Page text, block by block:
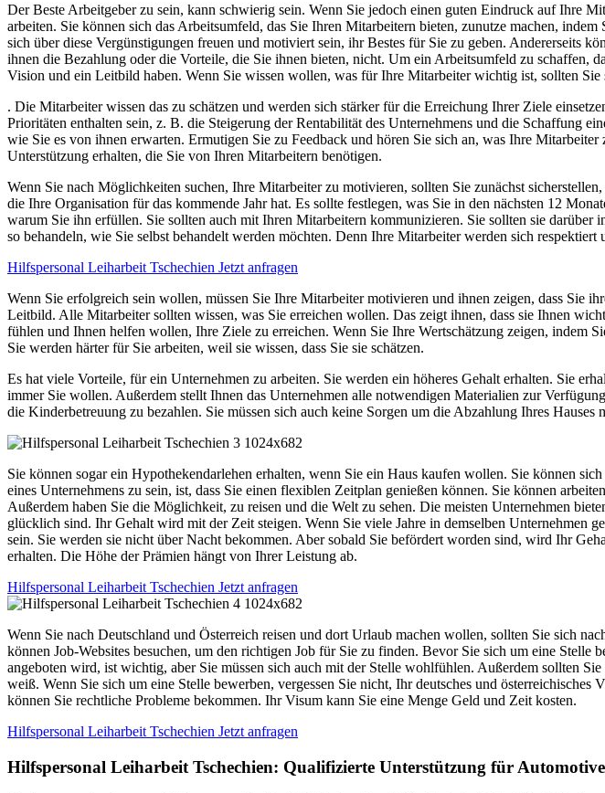
Der Beste Arbeitgeber zu sein, kann schwierig sein. Wenn Sie jedoch einen guten Eindruck auf Ihre
arbeiten. Sie können sich das Arbeitsumfeld, das Sie Ihren Mitarbeitern bieten, zunutze machen,
sich über diese Vergünstigungen freuen und motiviert sein, ihr Bestes für Sie zu geben. Andererseits
ihnen die Bezahlung oder die Vorteile, die Sie ihnen bieten, nicht. Um ein Arbeitsumfeld zu schaffen,
Vision und ein Leitbild haben. Wenn Sie wissen wollen, was für Ihre Mitarbeiter wichtig ist, sollten
. Die Mitarbeiter wissen das zu schätzen und werden sich stärker für die Erreichung Ihrer Ziele
Prioritäten enthalten sein, z. B. die Steigerung der Rentabilität des Unternehmens und die Schaffung
wie Sie es von ihnen erwarten. Ermutigen Sie zu Feedback und hören Sie sich an, was Ihre
Unterstützung erhalten, die Sie von Ihren Mitarbeitern benötigen.
Wenn Sie nach Möglichkeiten suchen, Ihre Mitarbeiter zu motivieren, sollten Sie zunächst
die Ihre Organisation für das kommende Jahr hat. Es sollte festlegen, was Sie in den nächsten 12
warum Sie ihn erfüllen. Sie sollten auch mit Ihren Mitarbeitern kommunizieren. Sie sollten sie
so behandeln, wie Sie selbst behandelt werden möchten. Denn Ihre Mitarbeiter werden sich
Hilfspersonal Leiharbeit Tschechien Jetzt anfragen
Wenn Sie erfolgreich sein wollen, müssen Sie Ihre Mitarbeiter motivieren und ihnen zeigen, dass Sie
Leitbild. Alle Mitarbeiter sollten wissen, was Sie erreichen wollen. Das zeigt ihnen, dass sie Ihnen
fühlen und Ihnen helfen wollen, Ihre Ziele zu erreichen. Wenn Sie Ihre Wertschätzung zeigen, indem
Sie werden härter für Sie arbeiten, weil sie wissen, dass Sie sie schätzen.
Es hat viele Vorteile, für ein Unternehmen zu arbeiten. Sie werden ein höheres Gehalt erhalten. Sie
immer Sie wollen. Außerdem stellt Ihnen das Unternehmen alle notwendigen Materialien zur
die Kinderbetreuung zu bezahlen. Sie müssen sich auch keine Sorgen um die Abzahlung Ihres Hauses
Sie können sogar ein Hypothekendarlehen erhalten, wenn Sie ein Haus kaufen wollen. Sie können
eines Unternehmens zu sein, ist, dass Sie einen flexiblen Zeitplan genießen können. Sie können
Außerdem haben Sie die Möglichkeit, zu reisen und die Welt zu sehen. Die meisten Unternehmen
glücklich sind. Ihr Gehalt wird mit der Zeit steigen. Wenn Sie viele Jahre in demselben Unternehmen
sein. Sie werden sie nicht über Nacht bekommen. Aber sobald Sie befördert worden sind, wird Ihr
erhalten. Die Höhe der Prämien hängt von Ihrer Leistung ab.
Hilfspersonal Leiharbeit Tschechien Jetzt anfragen
Wenn Sie nach Deutschland und Österreich reisen und dort Urlaub machen wollen, sollten Sie sich
können Job-Websites besuchen, um den richtigen Job für Sie zu finden. Bevor Sie sich um eine
angeboten wird, ist wichtig, aber Sie müssen sich auch mit der Stelle wohlfühlen. Außerdem sollten
weiß. Wenn Sie sich um eine Stelle bewerben, vergessen Sie nicht, Ihr deutsches und
können Sie rechtliche Probleme bekommen. Ihr Visum kann Sie eine Menge Geld und Zeit kosten.
Hilfspersonal Leiharbeit Tschechien Jetzt anfragen
Hilfspersonal Leiharbeit Tschechien: Qualifizierte Unterstützung für